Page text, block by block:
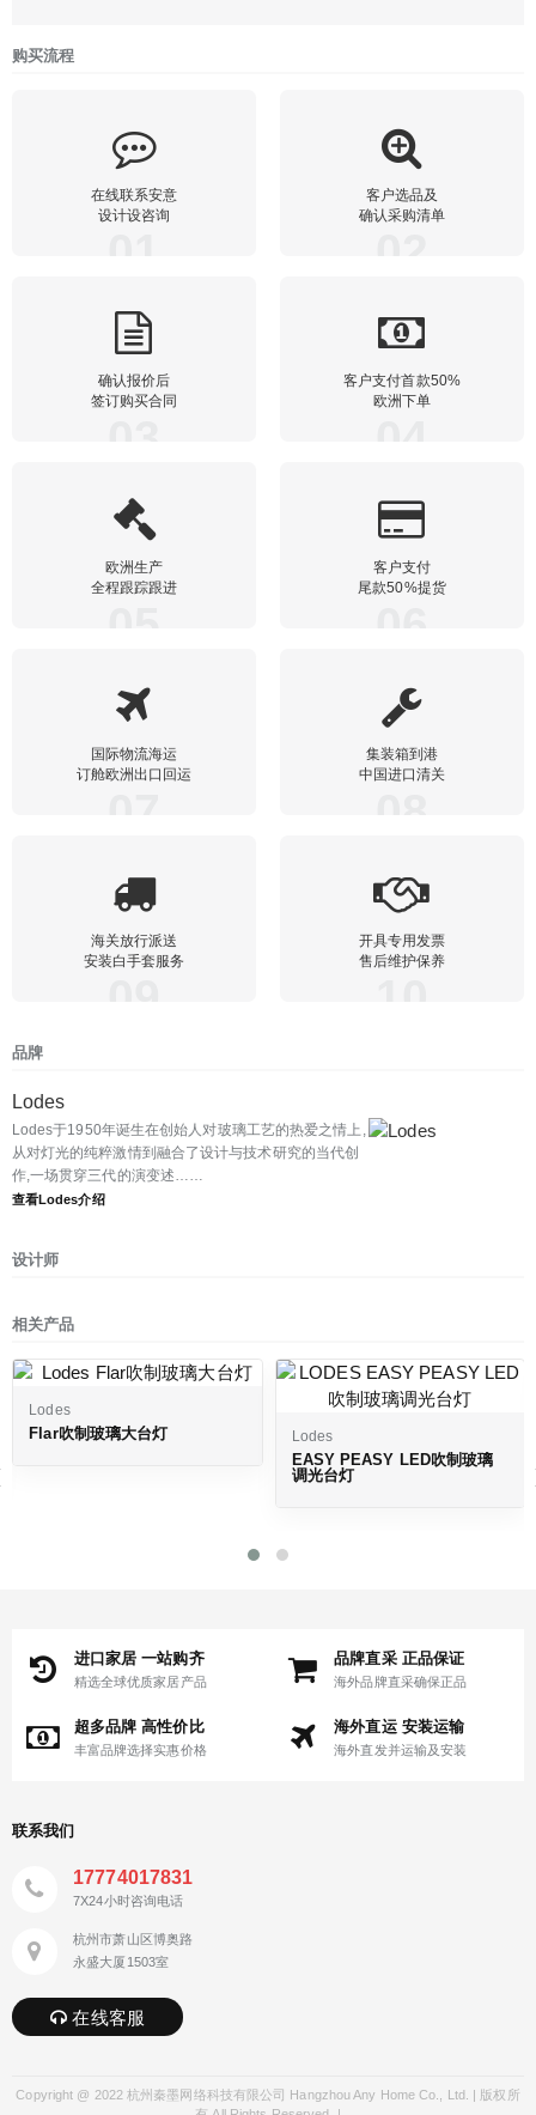
购买流程
在线联系安意
设计设咨询
客户选品及
确认采购清单
确认报价后
签订购买合同
客户支付首款50%
欧洲下单
欧洲生产
全程跟踪跟进
客户支付
尾款50%提货
国际物流海运
订舱欧洲出口回运
集装箱到港
中国进口清关
海关放行派送
安装白手套服务
开具专用发票
售后维护保养
品牌
Lodes
Lodes于1950年诞生在创始人对玻璃工艺的热爱之情上,
从对灯光的纯粹激情到融合了设计与技术研究的当代创
作,一场贯穿三代的演变述……
查看Lodes介绍
设计师
相关产品
Lodes
Flar吹制玻璃大台灯 Lodes
EASY PEASY LED吹制玻璃
调光台灯
进口家居 一站购齐
精选全球优质家居产品
品牌直采 正品保证
海外品牌直采确保正品
超多品牌 高性价比
丰富品牌选择实惠价格
海外直运 安装运输
海外直发并运输及安装
联系我们
17774017831
7X24小时咨询电话
杭州市萧山区博奥路
永盛大厦1503室
在线客服
Copyright @ 2022 杭州秦墨网络科技有限公司 Hangzhou Any Home Co., Ltd. | 版权所